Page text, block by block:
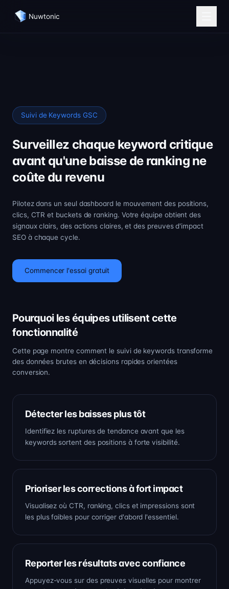
Nuwtonic
Suivi de Keywords GSC
Surveillez chaque keyword critique
avant qu'une baisse de ranking ne
coûte du revenu
Pilotez dans un seul dashboard le mouvement des positions,
clics, CTR et buckets de ranking. Votre équipe obtient des
signaux clairs, des actions claires, et des preuves d'impact
SEO à chaque cycle.
Commencer l'essai gratuit
Pourquoi les équipes utilisent cette
fonctionnalité
Cette page montre comment le suivi de keywords transforme
des données brutes en décisions rapides orientées
conversion.
Détecter les baisses plus tôt
Identifiez les ruptures de tendance avant que les
keywords sortent des positions à forte visibilité.
Prioriser les corrections à fort impact
Visualisez où CTR, ranking, clics et impressions sont
les plus faibles pour corriger d'abord l'essentiel.
Reporter les résultats avec confiance
Appuyez-vous sur des preuves visuelles pour montrer